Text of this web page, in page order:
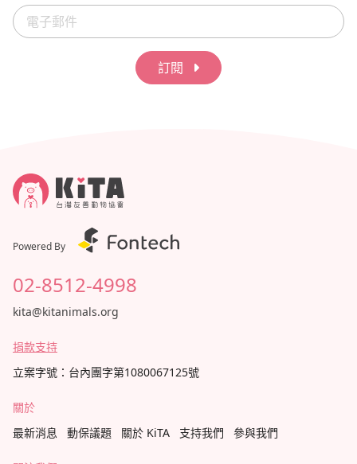
訂閱
Powered By
02-8512-4998
kita@kitanimals.org
捐款支持
立案字號：台內團字第1080067125號
關於
最新消息
動保議題 關於 KiTA 支持我們 參與我們